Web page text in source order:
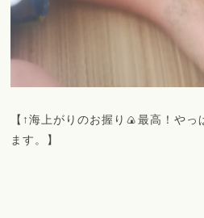
【↑海上がりのお握り🍙最高！や
ます。】